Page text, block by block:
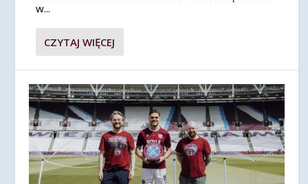
w...
CZYTAJ WIĘCEJ